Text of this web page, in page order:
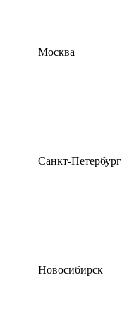
Москва
Санкт-Петербург
Новосибирск